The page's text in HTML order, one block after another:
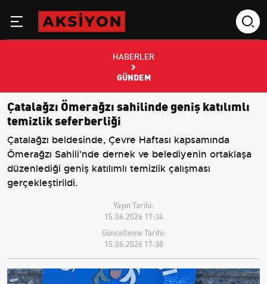
HABERLER
GÜNDEM
Çatalağzı Ömerağzı sahilinde geniş katılımlı
temizlik seferberliği
Çatalağzı beldesinde, Çevre Haftası kapsamında
Ömerağzı Sahili'nde dernek ve belediyenin ortaklaşa
düzenlediği geniş katılımlı temizlik çalışması
gerçekleştirildi.
Yayın Tarihi:
15.06.2026 17:34
Güncelleme Tarihi:
15.06.2026 17:38